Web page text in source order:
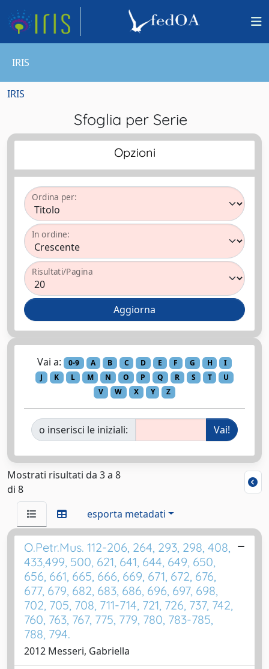
IRIS
IRIS
Sfoglia per Serie
Opzioni
Ordina per:
In ordine:
Risultati/Pagina
Vai a: 0-9 A B C D E F G H
I
J
K L M N O P Q R S T
U
V
W X Y Z
o inserisci le iniziali:
Mostrati risultati da 3 a 8
di 8
esporta metadati
O.Petr.Mus. 112-206, 264, 293, 298, 408,
433,499, 500, 621, 641, 644, 649, 650,
656, 661, 665, 666, 669, 671, 672, 676,
677, 679, 682, 683, 686, 696, 697, 698,
702, 705, 708, 711-714, 721, 726, 737, 742,
760, 763, 767, 775, 779, 780, 783-785,
788, 794.
2012 Messeri, Gabriella